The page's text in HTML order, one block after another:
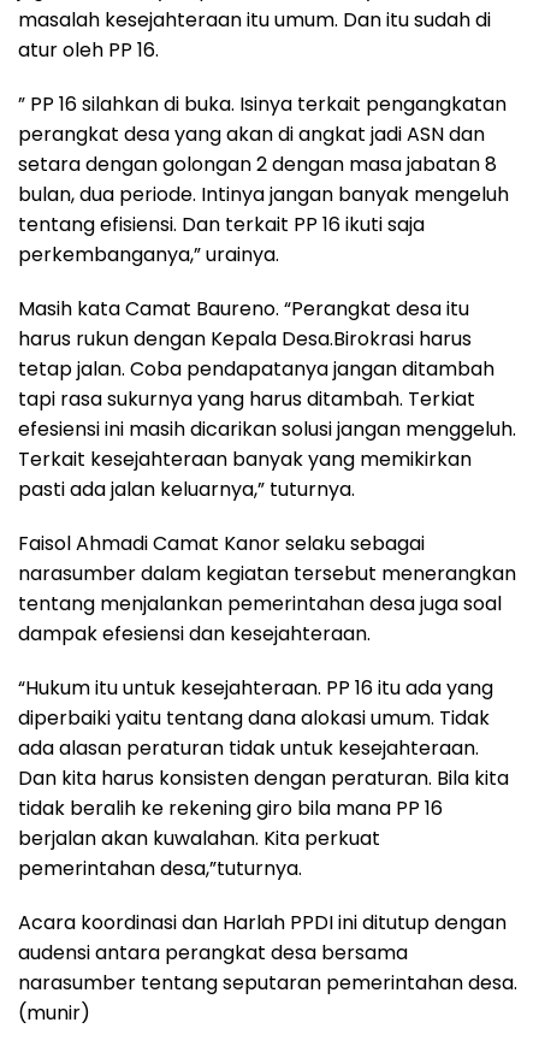
masalah kesejahteraan itu umum. Dan itu sudah di
atur oleh PP 16.
” PP 16 silahkan di buka. Isinya terkait pengangkatan
perangkat desa yang akan di angkat jadi ASN dan
setara dengan golongan 2 dengan masa jabatan 8
bulan, dua periode. Intinya jangan banyak mengeluh
tentang efisiensi. Dan terkait PP 16 ikuti saja
perkembanganya,” urainya.
Masih kata Camat Baureno. “Perangkat desa itu
harus rukun dengan Kepala Desa.Birokrasi harus
tetap jalan. Coba pendapatanya jangan ditambah
tapi rasa sukurnya yang harus ditambah. Terkiat
efesiensi ini masih dicarikan solusi jangan menggeluh.
Terkait kesejahteraan banyak yang memikirkan
pasti ada jalan keluarnya,” tuturnya.
Faisol Ahmadi Camat Kanor selaku sebagai
narasumber dalam kegiatan tersebut menerangkan
tentang menjalankan pemerintahan desa juga soal
dampak efesiensi dan kesejahteraan.
“Hukum itu untuk kesejahteraan. PP 16 itu ada yang
diperbaiki yaitu tentang dana alokasi umum. Tidak
ada alasan peraturan tidak untuk kesejahteraan.
Dan kita harus konsisten dengan peraturan. Bila kita
tidak beralih ke rekening giro bila mana PP 16
berjalan akan kuwalahan. Kita perkuat
pemerintahan desa,”tuturnya.
Acara koordinasi dan Harlah PPDI ini ditutup dengan
audensi antara perangkat desa bersama
narasumber tentang seputaran pemerintahan desa.
(munir)